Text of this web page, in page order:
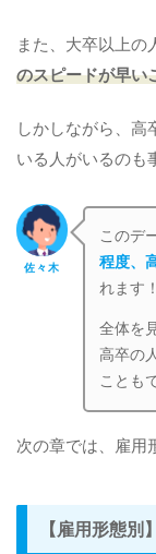
また、大卒以上の
のスピードが早い
しかしながら、高
いる人がいるのも
佐々木
このデ
程度、
れます！
全体を
高卒の
ことも
次の章では、雇用
【雇用形態別